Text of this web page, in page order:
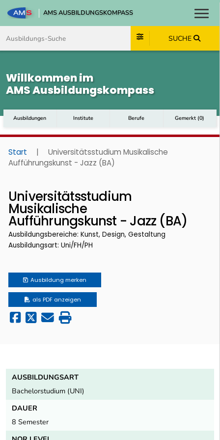
AMS AUSBILDUNGSKOMPASS
SUCHE
Willkommen im
AMS Ausbildungskompass
Ausbildungen Institute Berufe Gemerkt (0)
Start |
Universitätsstudium Musikalische
Aufführungskunst - Jazz (BA)
Universitätsstudium
Musikalische
Aufführungskunst - Jazz (BA)
Ausbildungsbereiche: Kunst, Design, Gestaltung
Ausbildungsart: Uni/FH/PH
Ausbildung merken
als PDF anzeigen
AUSBILDUNGSART
Bachelorstudium (UNI)
DAUER
8 Semester